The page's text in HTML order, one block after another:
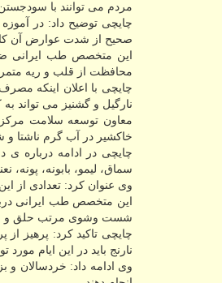
مردم می توانند با
چایچی توضیح داد: در
صحیح از شدت عوارض آن
این متخصص طب ایرانی
محافظت از قلب و ریه
چایچی با اعلان اینکه
نارگیل و گشنیز می تواند
معاون توسعه سلامت مرکز
خاکشیر در آب گرم ناشتا و
چایچی در ادامه درباره
سماق، لیمو، بابونه، پونه،
وی عنوان کرد: تعدادی از
این متخصص طب ایرانی
شست وشوی مرتب حلق و
چایچی تاکید کرد: پرهیز
نارنج باید در این ایام مورد
وی ادامه داد: خردسالان و